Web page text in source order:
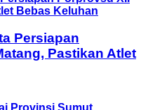
Persiapan
Pastikan Atlet